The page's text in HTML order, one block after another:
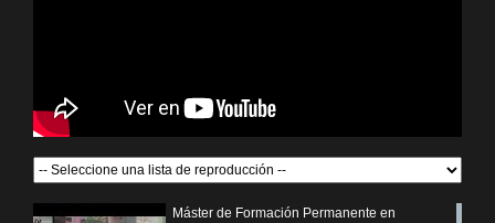
Máster de Formación Permanente en